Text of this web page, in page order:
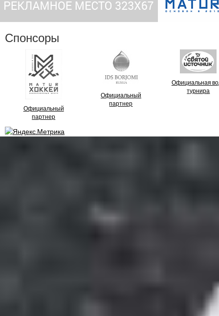
Спонсоры
Официальный
партнер
Официальный
партнер
Официальная
турнира